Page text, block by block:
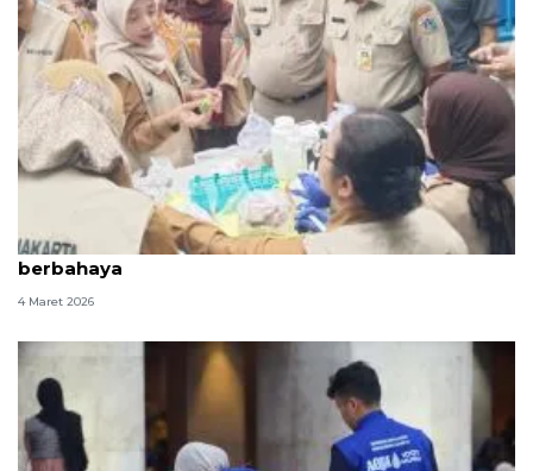
Panganan berbuka di Jakut aman dari zat
berbahaya
4 Maret 2026